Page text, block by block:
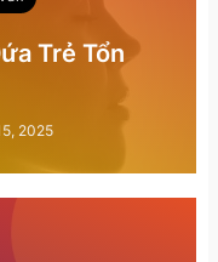
Trẻ Tổn
2025